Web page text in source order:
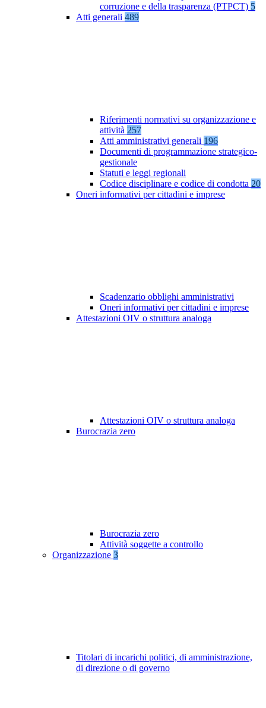
corruzione e della trasparenza (PTPCT) 5
Atti generali 489
Riferimenti normativi su organizzazione e
attività 257
Atti amministrativi generali 196
Documenti di programmazione strategico-
gestionale
Statuti e leggi regionali
Codice disciplinare e codice di condotta 20
Oneri informativi per cittadini e imprese
Scadenzario obblighi amministrativi
Oneri informativi per cittadini e imprese
Attestazioni OIV o struttura analoga
Attestazioni OIV o struttura analoga
Burocrazia zero
Burocrazia zero
Attività soggette a controllo
Organizzazione 3
Titolari di incarichi politici, di amministrazione,
di direzione o di governo